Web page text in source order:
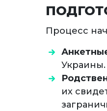
Процесс
Украины.
их